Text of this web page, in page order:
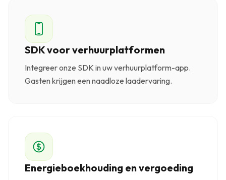
SDK voor verhuurplatformen
Integreer onze SDK in uw verhuurplatform-app.
Gasten krijgen een naadloze laadervaring.
Energieboekhouding en vergoeding